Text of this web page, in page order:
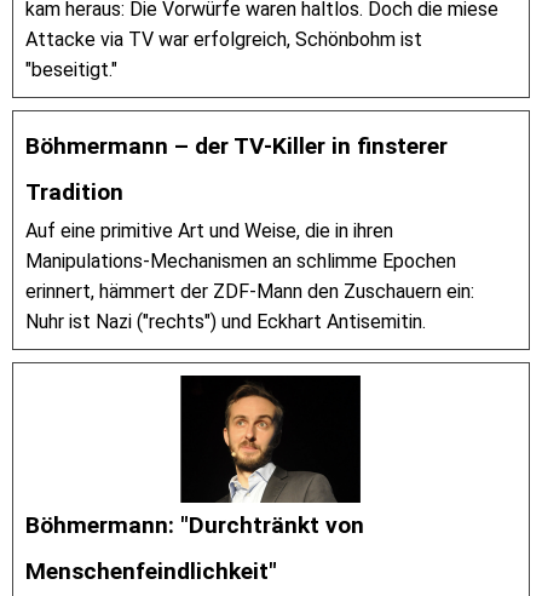
kam heraus: Die Vorwürfe waren haltlos. Doch die miese
Attacke via TV war erfolgreich, Schönbohm ist
"beseitigt."
Böhmermann – der TV-Killer in finsterer
Tradition
Auf eine primitive Art und Weise, die in ihren
Manipulations-Mechanismen an schlimme Epochen
erinnert, hämmert der ZDF-Mann den Zuschauern ein:
Nuhr ist Nazi ("rechts") und Eckhart Antisemitin.
Böhmermann: "Durchtränkt von
Menschenfeindlichkeit"